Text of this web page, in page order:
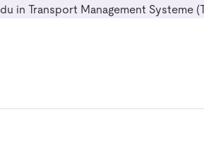
du in Transport Management Systeme